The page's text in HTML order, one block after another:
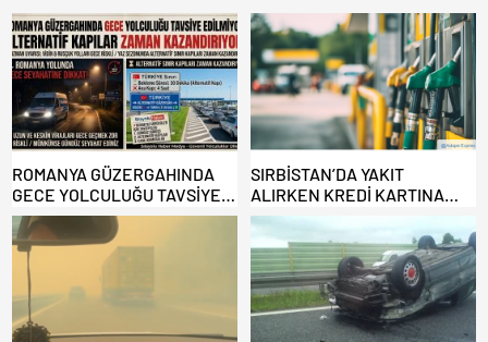
ROMANYA GÜZERGAHINDA
GECE YOLCULUĞU TAVSİYE
EDİLMİYOR: ALTERNATİF
KAPILAR ZAMAN
KAZANDIRIYOR!
SIRBİSTAN’DA YAKIT
ALIRKEN KREDİ KARTINA
DİKKAT: MAĞDUR OLMAYIN!